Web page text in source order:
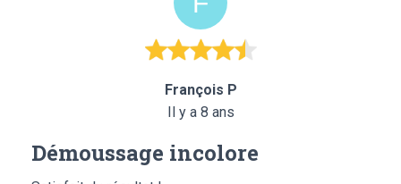
François P
Il y a 8 ans
Démoussage incolore